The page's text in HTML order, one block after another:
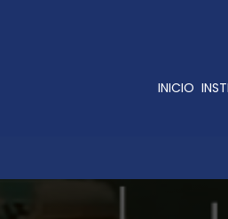
INICIO